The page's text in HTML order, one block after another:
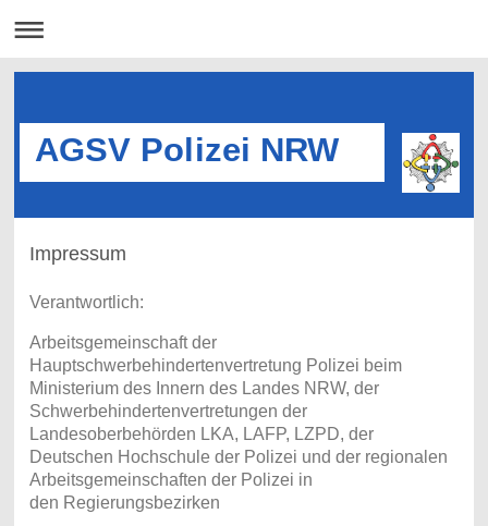
AGSV Polizei NRW
Impressum
Verantwortlich:
Arbeitsgemeinschaft der
Hauptschwerbehindertenvertretung Polizei beim
Ministerium des Innern des Landes NRW, der
Schwerbehindertenvertretungen der
Landesoberbehörden LKA, LAFP, LZPD, der
Deutschen Hochschule der Polizei und der regionalen
Arbeitsgemeinschaften der Polizei in
den Regierungsbezirken